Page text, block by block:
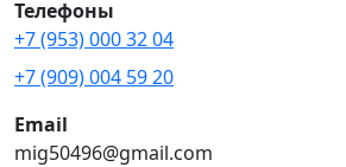
Телефоны
+7 (953) 000 32 04
+7 (909) 004 59 20
Email
mig50496@gmail.com